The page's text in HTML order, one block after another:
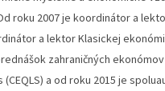
roku 2007 je koordinátor a
a lektor Klasickej
zahraničných
a od roku 2015 je